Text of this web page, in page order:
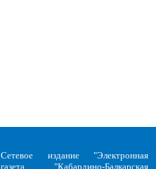
Сетевое издание "Электронная
газета "Кабардино-Балкарская